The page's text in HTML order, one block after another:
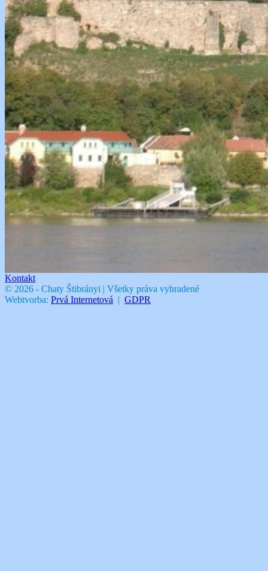
Kontakt
© 2026 - Chaty Štibrányi | Všetky práva vyhradené
Webtvorba: Prvá Internetová | GDPR